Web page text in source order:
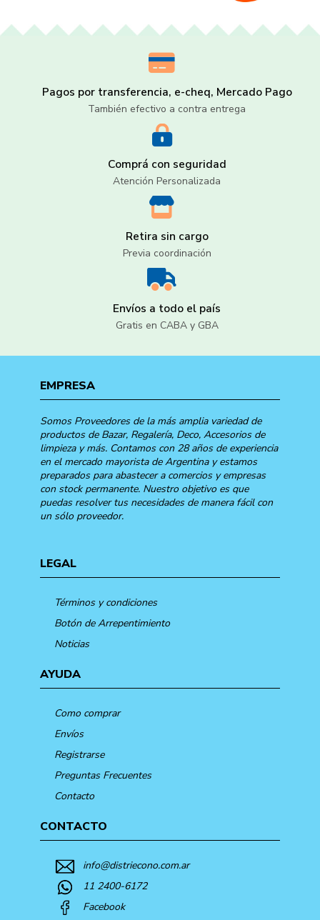
Pagos por transferencia, e-cheq, Mercado Pago
También efectivo a contra entrega
Comprá con seguridad
Atención Personalizada
Retira sin cargo
Previa coordinación
Envíos a todo el país
Gratis en CABA y GBA
EMPRESA
Somos Proveedores de la más amplia variedad de
productos de Bazar, Regalería, Deco, Accesorios de
limpieza y más. Contamos con 28 años de experiencia
en el mercado mayorista de Argentina y estamos
preparados para abastecer a comercios y empresas
con stock permanente. Nuestro objetivo es que
puedas resolver tus necesidades de manera fácil con
un sólo proveedor.
LEGAL
Términos y condiciones
Botón de Arrepentimiento
Noticias
AYUDA
Como comprar
Envíos
Registrarse
Preguntas Frecuentes
Contacto
CONTACTO
info@distriecono.com.ar
11 2400-6172
Facebook